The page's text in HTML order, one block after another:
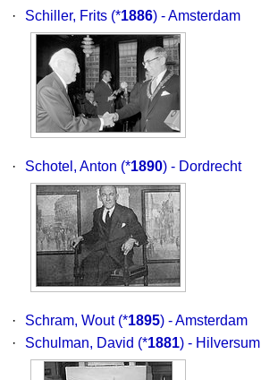
· Schiller, Frits (*1886) - Amsterdam
· Schotel, Anton (*1890) - Dordrecht
· Schram, Wout (*1895) - Amsterdam
·
Schulman, David (*1881) - Hilversum